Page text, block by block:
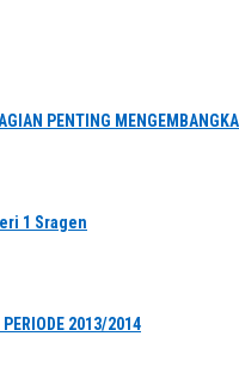
PENTING
1 Sragen
2013/2014